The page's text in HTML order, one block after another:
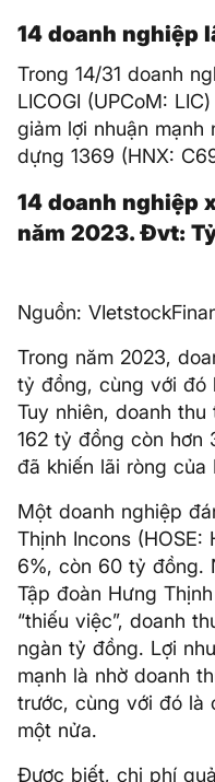
14 doanh nghiệp
Trong 14/31 doanh
LICOGI (UPCoM:
giảm lợi nhuận mạnh
dựng 1369 (HNX:
14 doanh nghiệp
năm 2023. Đvt:
Nguồn:
Trong năm 2023,
tỷ đồng, cùng với đó
Tuy nhiên, doanh
162 tỷ đồng còn hơn
đã khiến lãi ròng
Một doanh nghiệp
Thịnh Incons
6%, còn 60 tỷ đồng.
Tập đoàn Hưng
“thiếu việc”, doanh
ngàn tỷ đồng. Lợi
mạnh là nhờ doanh
trước, cùng với đó là
một nửa.
Được biết, chi phí